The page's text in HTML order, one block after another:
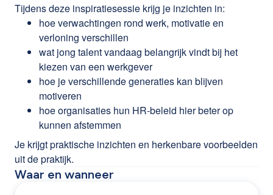
Tijdens deze inspiratiesessie krijg je inzichten in:
hoe verwachtingen rond werk, motivatie en
verloning verschillen
wat jong talent vandaag belangrijk vindt bij het
kiezen van een werkgever
hoe je verschillende generaties kan blijven
motiveren
hoe organisaties hun HR-beleid hier beter op
kunnen afstemmen
Je krijgt praktische inzichten en herkenbare voorbeelden
uit de praktijk.
Waar en wanneer